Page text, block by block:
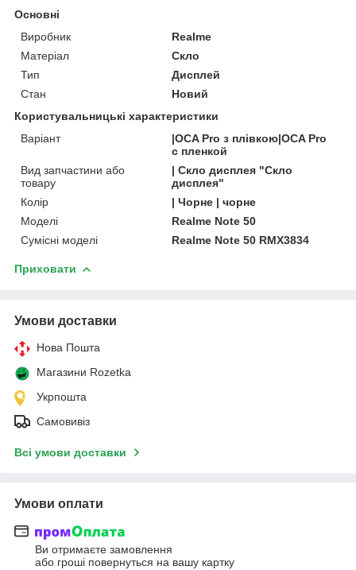
Основні
Виробник
Realme
Матеріал
Скло
Тип
Дисплей
Стан
Новий
Користувальницькі характеристики
Варіант
|OCA Pro з плівкою|OCA Pro
с пленкой
Вид запчастини або
товару
| Скло дисплея "Скло
дисплея"
Колір
| Чорне | чорне
Моделі
Realme Note 50
Сумісні моделі
Realme Note 50 RMX3834
Приховати
Умови доставки
Нова Пошта
Магазини Rozetka
Укрпошта
Самовивіз
Всі умови доставки
Умови оплати
Ви отримаєте замовлення
або гроші повернуться на вашу картку